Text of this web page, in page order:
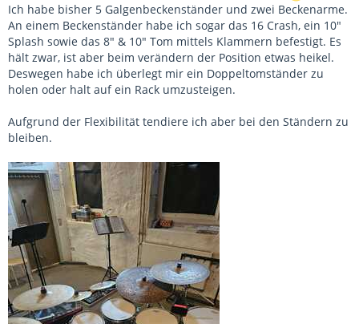
Ich habe bisher 5 Galgenbeckenständer und zwei Beckenarme.
An einem Beckenständer habe ich sogar das 16 Crash, ein 10"
Splash sowie das 8" & 10" Tom mittels Klammern befestigt. Es
hält zwar, ist aber beim verändern der Position etwas heikel.
Deswegen habe ich überlegt mir ein Doppeltomständer zu
holen oder halt auf ein Rack umzusteigen.
Aufgrund der Flexibilität tendiere ich aber bei den Ständern zu
bleiben.